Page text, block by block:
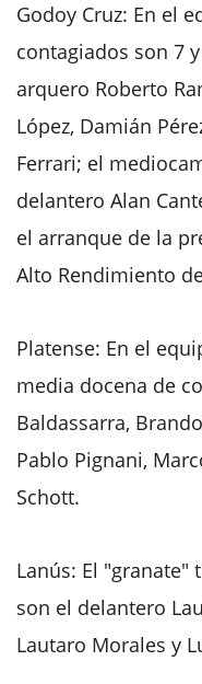
Godoy Cruz: En el
contagiados son 7
arquero Roberto
López, Damián
Ferrari; el
delantero Alan
el arranque de la
Alto Rendimiento
Platense: En el
media docena de
Baldassarra,
Pablo Pignani,
Schott.
Lanús: El "granate"
son el delantero
Lautaro Morales y